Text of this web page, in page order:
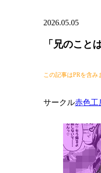
2026.05.05
「兄のこと
この記事はPRを含み
サークル赤色工